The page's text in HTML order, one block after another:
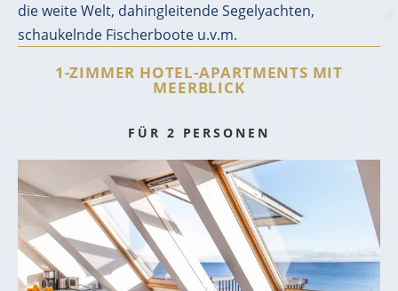
BUCHEN
04349 8070
die weite Welt, dahingleitende Segelyachten,
schaukelnde Fischerboote u.v.m.
1-ZIMMER HOTEL-APARTMENTS MIT
MEERBLICK
FÜR 2 PERSONEN